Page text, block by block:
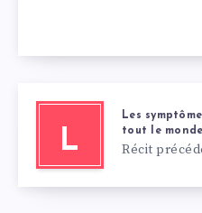
L
Les
tout le
Récit